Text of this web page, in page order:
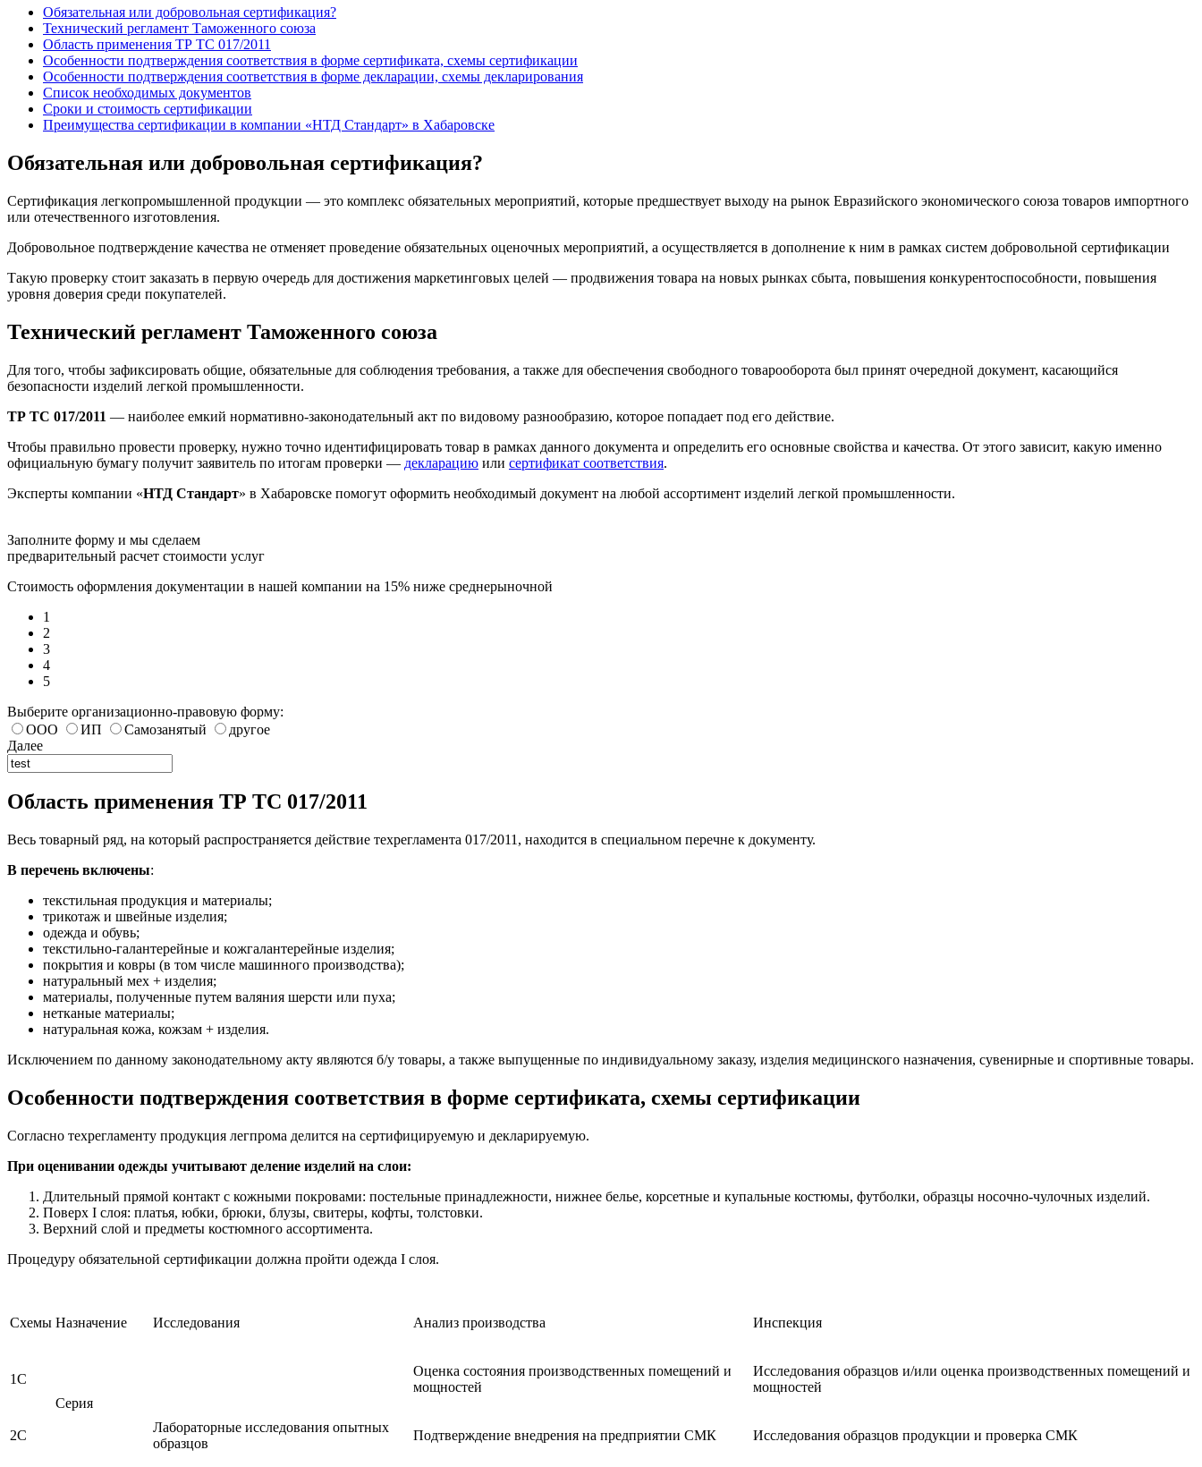
Обязательная или добровольная сертификация?
Технический регламент Таможенного союза
Область применения ТР ТС 017/2011
Особенности подтверждения соответствия в форме сертификата, схемы сертификации
Особенности подтверждения соответствия в форме декларации, схемы декларирования
Список необходимых документов
Сроки и стоимость сертификации
Преимущества сертификации в компании «НТД Стандарт» в Хабаровске
Обязательная или добровольная сертификация?
Сертификация легкопромышленной продукции — это комплекс обязательных мероприятий, которые предшествует выходу на рынок Евразийского экономического союза товаров импортного
или отечественного изготовления.
Добровольное подтверждение качества не отменяет проведение обязательных оценочных мероприятий, а осуществляется в дополнение к ним в рамках систем добровольной сертификации
Такую проверку стоит заказать в первую очередь для достижения маркетинговых целей — продвижения товара на новых рынках сбыта, повышения конкурентоспособности, повышения
уровня доверия среди покупателей.
Технический регламент Таможенного союза
Для того, чтобы зафиксировать общие, обязательные для соблюдения требования, а также для обеспечения свободного товарооборота был принят очередной документ, касающийся
безопасности изделий легкой промышленности.
ТР ТС 017/2011 — наиболее емкий нормативно-законодательный акт по видовому разнообразию, которое попадает под его действие.
Чтобы правильно провести проверку, нужно точно идентифицировать товар в рамках данного документа и определить его основные свойства и качества. От этого зависит, какую именно
официальную бумагу получит заявитель по итогам проверки — декларацию или сертификат соответствия.
Эксперты компании «НТД Стандарт» в Хабаровске помогут оформить необходимый документ на любой ассортимент изделий легкой промышленности.
Заполните форму и мы сделаем
предварительный расчет стоимости услуг
Стоимость оформления документации в нашей компании на 15% ниже среднерыночной
1
2
3
4
5
Выберите организационно-правовую форму:
ООО
ИП Самозанятый
другое
Далее
Область применения ТР ТС 017/2011
Весь товарный ряд, на который распространяется действие техрегламента 017/2011, находится в специальном перечне к документу.
В перечень включены:
текстильная продукция и материалы;
трикотаж и швейные изделия;
одежда и обувь;
текстильно-галантерейные и кожгалантерейные изделия;
покрытия и ковры (в том числе машинного производства);
натуральный мех + изделия;
материалы, полученные путем валяния шерсти или пуха;
нетканые материалы;
натуральная кожа, кожзам + изделия.
Исключением по данному законодательному акту являются б/у товары, а также выпущенные по индивидуальному заказу, изделия медицинского назначения, сувенирные и спортивные товары.
Особенности подтверждения соответствия в форме сертификата, схемы сертификации
Согласно техрегламенту продукция легпрома делится на сертифицируемую и декларируемую.
При оценивании одежды учитывают деление изделий на слои:
Длительный прямой контакт с кожными покровами: постельные принадлежности, нижнее белье, корсетные и купальные костюмы, футболки, образцы носочно-чулочных изделий.
Поверх I слоя: платья, юбки, брюки, блузы, свитеры, кофты, толстовки.
Верхний слой и предметы костюмного ассортимента.
Процедуру обязательной сертификации должна пройти одежда I слоя.
Схемы Назначение Исследования Анализ производства Инспекция
1С
Серия
Лабораторные исследования опытных
образцов
Оценка состояния производственных помещений и
мощностей
Исследования образцов и/или оценка производственных помещений и
мощностей
2С Подтверждение внедрения на предприятии СМК Исследования образцов продукции и проверка СМК